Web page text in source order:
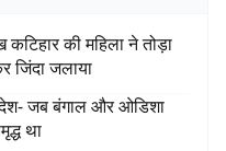
की महिला ने तोड़ा
जिंदा जलाया
जब बंगाल और ओडिशा
था